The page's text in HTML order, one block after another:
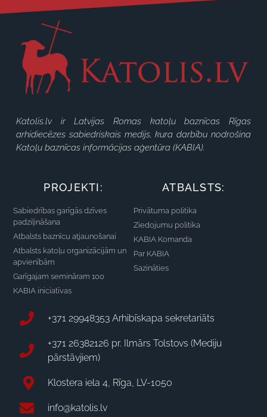
Katolis.lv ir Latvijas Romas katoļu baznīcas Rīgas
arhidiecēzes sabiedriskais medijs, kura darbību nodrošina
Katoļu baznīcas informācijas aģentūra (KABIA).
PROJEKTI:
Sabiedrības garīgās dzīves
padziļināšana
Atbalsts baznīcu atjaunošanai
Atbalsts katoļu organizācijām un
apvienībām
Garīgajam semināram 100
KABIA iniciatīvas
ATBALSTS:
Privātuma politika
Ziedojumu politika
KABIA Komanda
Par KABIA
Sazināties
+371 29948353 Arhibīskapa sekretariāts
+371 26382126 pr. Ilmārs Tolstovs (Mediju
pārstāvjiem)
Klostera iela 4, Rīga, LV-1050
info@katolis.lv